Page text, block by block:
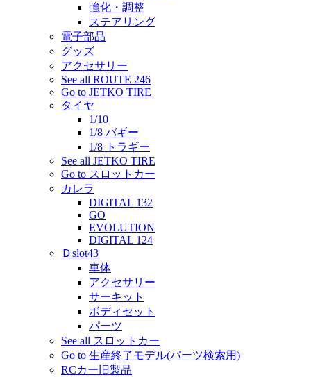
強化・調整
ステアリング
電子部品
グッズ
アクセサリー
See all ROUTE 246
Go to JETKO TIRE
タイヤ
1/10
1/8 バギー
1/8 トラギー
See all JETKO TIRE
Go to スロットカー
カレラ
DIGITAL 132
GO
EVOLUTION
DIGITAL 124
Ｄslot43
車体
アクセサリー
サーキット
ボディセット
パーツ
See all スロットカー
Go to 生産終了モデル(パーツ検索用)
RCカー旧製品